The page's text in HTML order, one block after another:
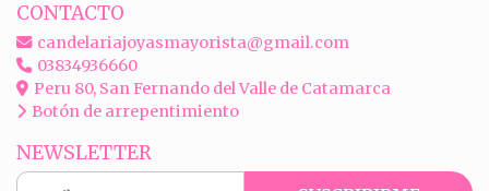
CONTACTO
candelariajoyasmayorista@gmail.com
03834936660
Peru 80, San Fernando del Valle de Catamarca
Botón de arrepentimiento
NEWSLETTER